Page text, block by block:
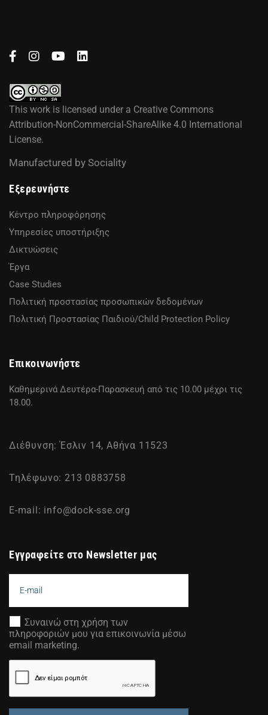
This work is licensed under a Creative Commons
Attribution-NonCommercial-ShareAlike 4.0 International
License.
Manufactured by Sociality
Εξερευνήστε
Κέντρο πληροφόρησης
Υπηρεσίες υποστήριξης
Δικτυώσεις
Έργα
Case Studies
Πολιτική προστασίας προσωπικών δεδομένων
Πολιτική Προστασίας Παιδιού/Child Protection Policy
Επικοινωνήστε
Καθημερινά Δευτέρα-Παρασκευή από τις 10.00 μέχρι τις
18.00.
Διέθυνση: Έσλιν 14, Αθήνα 11523
Τηλέφωνο: 213 0883758
E-mail: info@dock-sse.org
Εγγραφείτε στο Newsletter μας
Συναινώ στη χρήση των
πληροφοριών μου για επικοινωνία μέσω
email marketing.